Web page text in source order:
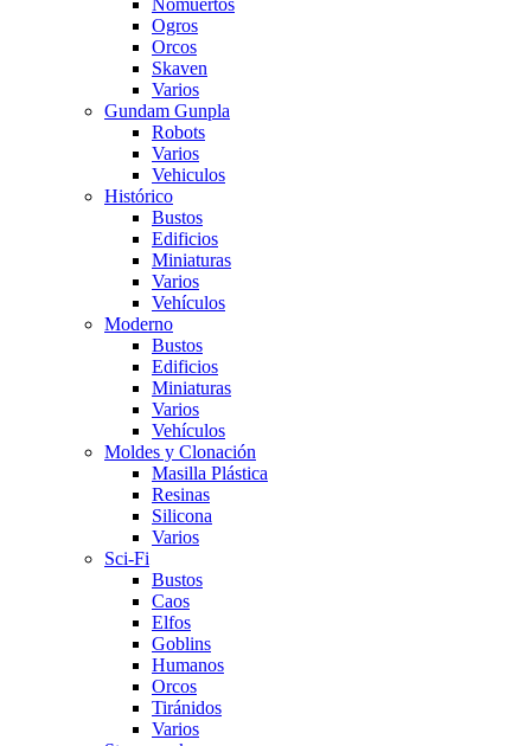
Ogros
Orcos
Skaven
Varios
Gundam Gunpla
Robots
Varios
Vehiculos
Histórico
Bustos
Edificios
Miniaturas
Varios
Vehí­culos
Moderno
Bustos
Edificios
Miniaturas
Varios
Vehí­culos
Moldes y Clonación
Masilla Plástica
Resinas
Silicona
Varios
Sci-Fi
Bustos
Caos
Elfos
Goblins
Humanos
Orcos
Tiránidos
Varios